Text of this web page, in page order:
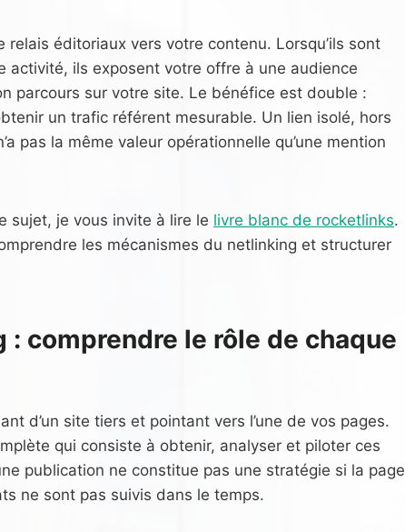
éditoriaux vers votre contenu. Lorsqu’ils sont
activité, ils exposent votre offre à une audience
parcours sur votre site. Le bénéfice est double :
un trafic référent mesurable. Un lien isolé, hors
pas la même valeur opérationnelle qu’une mention
sujet, je vous invite à lire le livre blanc de rocketlinks.
les mécanismes du netlinking et structurer
comprendre le rôle de chaque
d’un site tiers et pointant vers l’une de vos pages.
qui consiste à obtenir, analyser et piloter ces
publication ne constitue pas une stratégie si la page
ne sont pas suivis dans le temps.